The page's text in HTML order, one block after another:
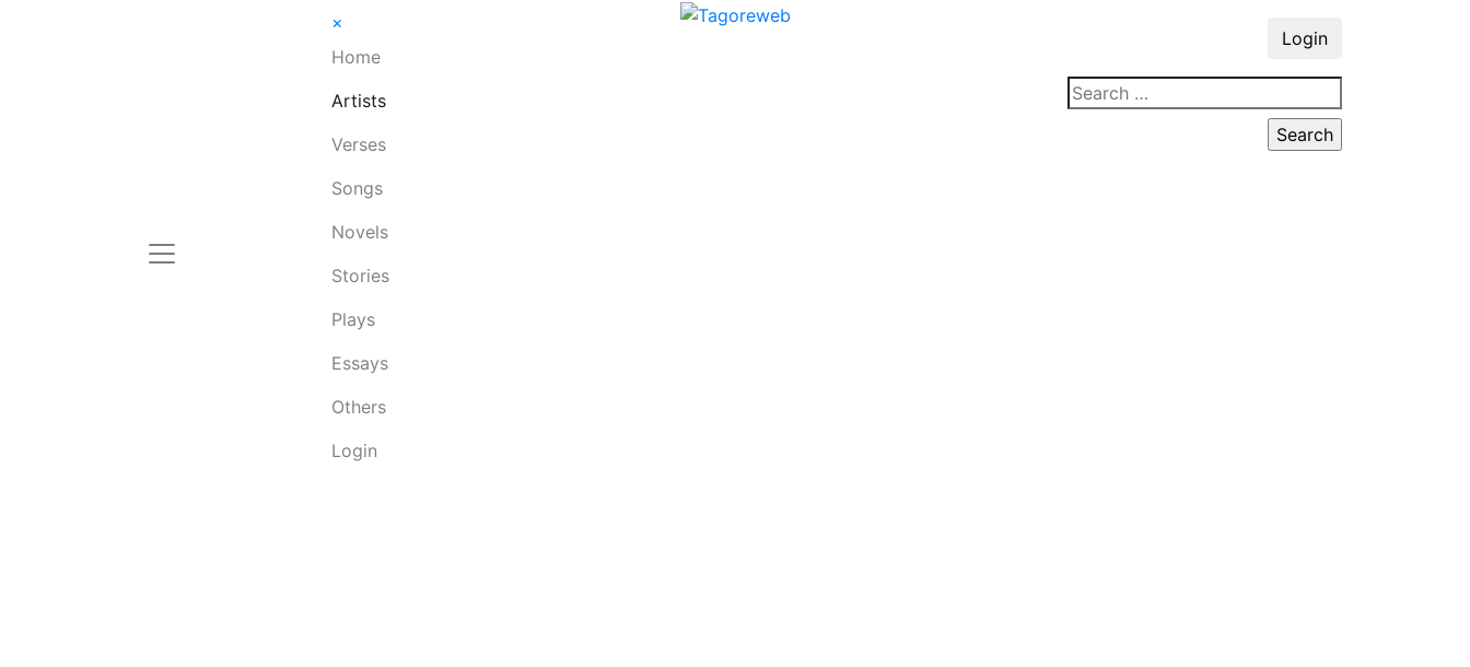
×
Home
Artists
Verses
Songs
Novels
Stories
Plays
Essays
Others
Login
Login